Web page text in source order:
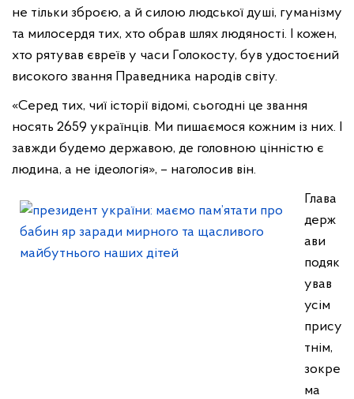
не тільки зброєю, а й силою людської душі, гуманізму
та милосердя тих, хто обрав шлях людяності. І кожен,
хто рятував євреїв у часи Голокосту, був удостоєний
високого звання Праведника народів світу.
«Серед тих, чиї історії відомі, сьогодні це звання
носять 2659 українців. Ми пишаємося кожним із них. І
завжди будемо державою, де головною цінністю є
людина, а не ідеологія», – наголосив він.
Глава
держ
ави
подяк
ував
усім
прису
тнім,
зокре
ма